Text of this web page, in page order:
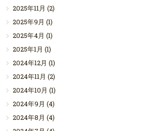
2025年11月 (2)
2025年9月 (1)
2025年4月 (1)
2025年1月 (1)
2024年12月 (1)
2024年11月 (2)
2024年10月 (1)
2024年9月 (4)
2024年8月 (4)